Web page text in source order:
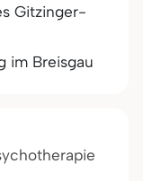
Gitzinger-
im Breisgau